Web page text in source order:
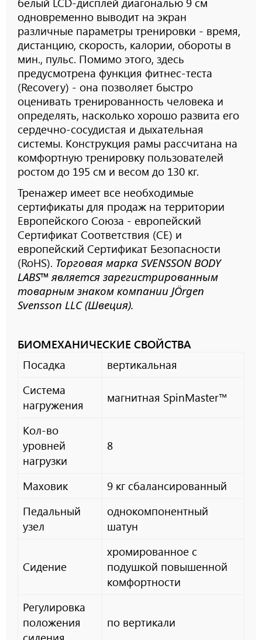
одновременно выводит на экран
различные параметры тренировки - время,
дистанцию, скорость, калории, обороты в
мин., пульс. Помимо этого, здесь
предусмотрена функция фитнес-теста
(Recovery) - она позволяет быстро
оценивать тренированность человека и
определять, насколько хорошо развита его
сердечно-сосудистая и дыхательная
системы. Конструкция рамы рассчитана на
комфортную тренировку пользователей
ростом до 195 см и весом до 130 кг.
Тренажер имеет все необходимые
сертификаты для продаж на территории
Европейского Союза - европейский
Сертификат Соответствия (CE) и
европейский Сертификат Безопасности
(RoHS). Торговая марка SVENSSON BODY
LABS™ является зарегистрированным
товарным знаком компании JÖrgen
Svensson LLC (Швеция).
БИОМЕХАНИЧЕСКИЕ СВОЙСТВА
Посадка
вертикальная
Система
нагружения
магнитная SpinMaster™
Кол-во
уровней
нагрузки
8
Маховик
9 кг сбалансированный
Педальный
узел
однокомпонентный
шатун
Сидение
хромированное с
подушкой повышенной
комфортности
Регулировка
положения
по вертикали